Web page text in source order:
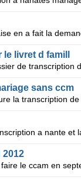
livret d famill
sans ccm